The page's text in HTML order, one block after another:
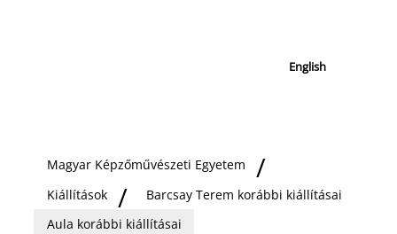
English
Magyar Képzőművészeti Egyetem
Kiállítások
Barcsay Terem korábbi kiállításai
Aula korábbi kiállításai